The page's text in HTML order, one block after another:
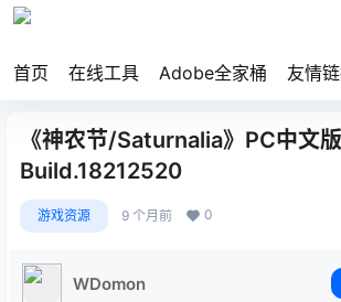
首页 在线工具 Adobe全家桶 友情
《神农节/Saturnalia》PC中文
Build.18212520
游戏资源 9 个月前 0
WDomon